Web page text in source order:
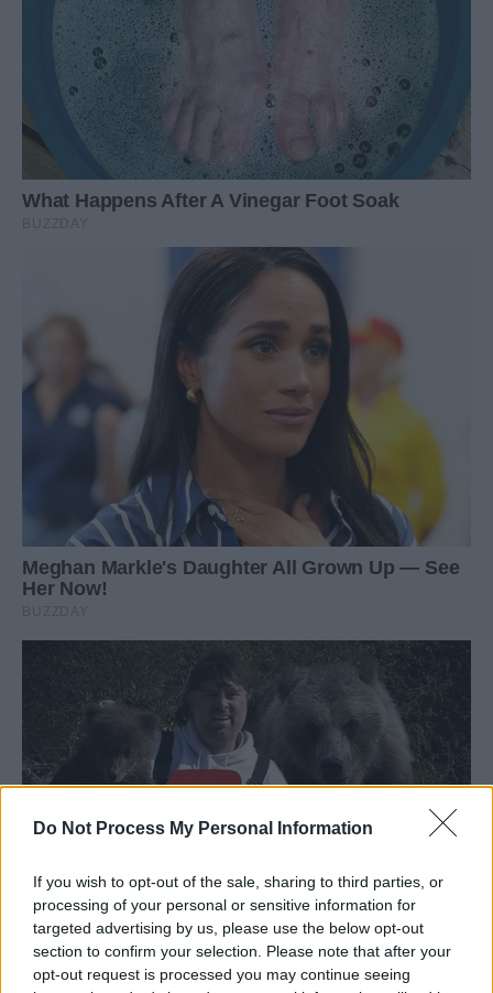
Do Not Process My Personal Information
If you wish to opt-out of the sale, sharing to third parties, or
processing of your personal or sensitive information for
targeted advertising by us, please use the below opt-out
section to confirm your selection. Please note that after your
opt-out request is processed you may continue seeing